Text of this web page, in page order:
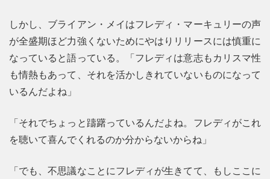
しかし、ブライアン・メイはフレディ・マーキュリーの声
が全盛期ほど力強くないためにやはりリリースには慎重に
なっていると語っている。「フレディは意志もカリスマ性
も情熱もあって、それを活かしきれていないものになって
いるんだよね」
「それでちょっと躊躇っているんだよね。フレディがこれ
を聴いて喜んでくれるのか分からないからね」
「でも、不思議なことにフレディが生きてて、もしここに